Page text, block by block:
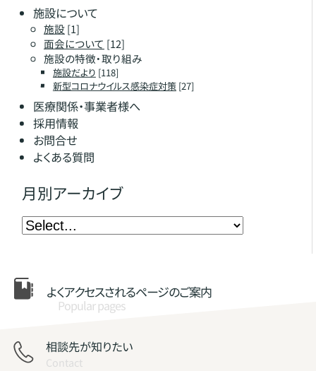
施設について
施設 [1]
面会について [12]
施設の特徴・取り組み
施設だより [118]
新型コロナウイルス感染症対策[27]
医療関係・事業者様へ
採用情報
お問合せ
よくある質問
月別アーカイブ
よくアクセスされるページのご案内
Popular pages
相談先が知りたい
Contact